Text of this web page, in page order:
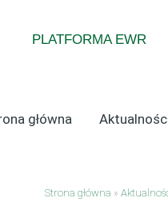
PLATFORMA EWR
główna
Strona główna »